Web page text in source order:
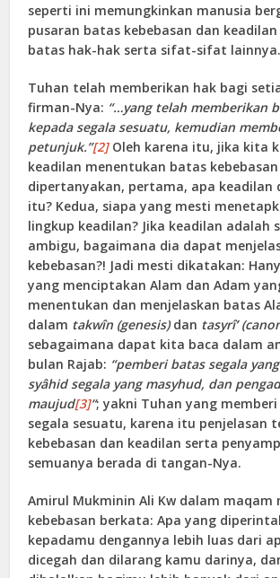
seperti ini memungkinkan manusia
pusaran batas kebebasan dan
batas hak-hak serta sifat-sifat lainnya.
Tuhan telah memberikan hak bagi
firman-Nya: “…yang telah memberikan
kepada segala sesuatu, kemudian
petunjuk.”[2]Oleh karena itu, jika kita
keadilan menentukan batas
dipertanyakan, pertama, apa keadilan
itu? Kedua, siapa yang mesti
lingkup keadilan? Jika keadilan adalah
ambigu, bagaimana dia dapat
kebebasan?! Jadi mesti dikatakan:
yang menciptakan Alam dan Adam
menentukan dan menjelaskan batas
dalam takwîn (genesis)dan tasyrî’
sebagaimana dapat kita baca dalam
bulan Rajab: “pemberi batas segala
syâhid segala yang masyhud, dan
maujud[3]“; yakni Tuhan yang
segala sesuatu, karena itu penjelasan
kebebasan dan keadilan serta
semuanya berada di tangan-Nya.
Amirul Mukminin Ali Kw dalam maqam
kebebasan berkata: Apa yang
kepadamu dengannya lebih luas dari
dicegah dan dilarang kamu darinya,